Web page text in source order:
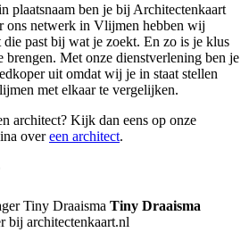
plaatsnaam ben je bij Architectenkaart
ons netwerk in Vlijmen hebben wij
die past bij wat je zoekt. En zo is je klus
brengen. Met onze dienstverlening ben je
uit omdat wij je in staat stellen
met elkaar te vergelijken.
architect? Kijk dan eens op onze
overeen architect.
Tiny Draaisma
bij architectenkaart.nl